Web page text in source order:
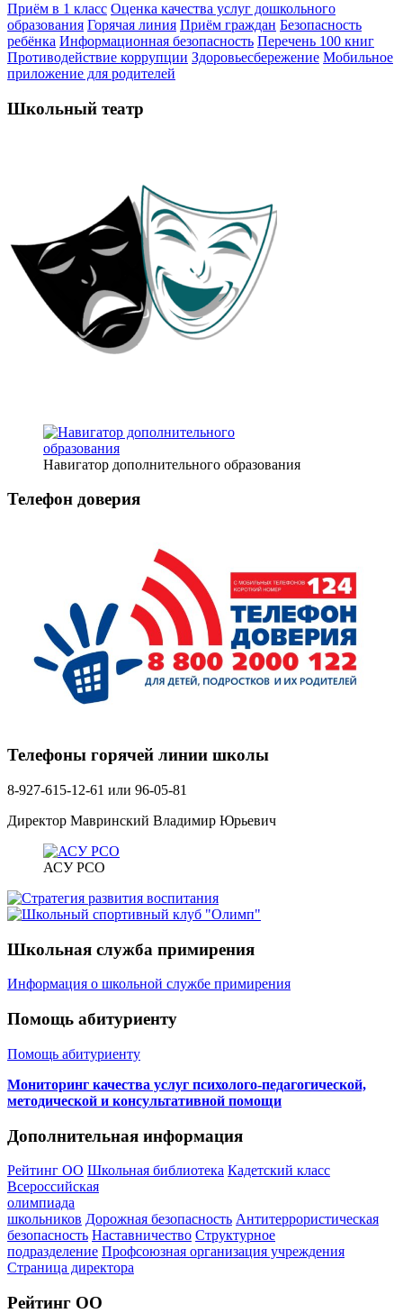
Приём в 1 класс Оценка качества услуг дошкольного
образования Горячая линия Приём граждан Безопасность
ребёнка Информационная безопасность Перечень 100 книг
Противодействие коррупции Здоровьесбережение Мобильное
приложение для родителей
Школьный театр
Навигатор дополнительного образования
Телефон доверия
Телефоны горячей линии школы
8-927-615-12-61 или 96-05-81
Директор Мавринский Владимир Юрьевич
АСУ РСО
Школьная служба примирения
Информация о школьной службе примирения
Помощь абитуриенту
Помощь абитуриенту
Мониторинг качества услуг психолого-педагогической,
методической и консультативной помощи
Дополнительная информация
Рейтинг ОО Школьная библиотека Кадетский класс
Всероссийская
олимпиада
школьников Дорожная безопасность Антитеррористическая
безопасность Наставничество Структурное
подразделение Профсоюзная организация учреждения
Страница директора
Рейтинг ОО